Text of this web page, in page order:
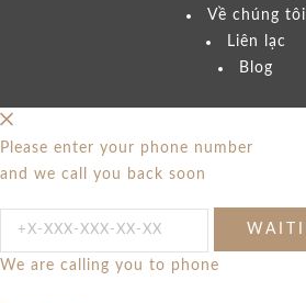
Về chúng tôi
Liên lạc
Blog
Please enter your phone number
and we call you back soon
We are calling you to phone